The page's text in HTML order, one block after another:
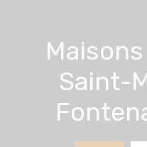
Saint-